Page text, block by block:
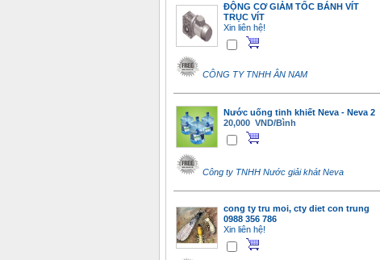
ĐỘNG CƠ GIẢM TỐC BÁNH VÍT
TRỤC VÍT
Xin liên hệ!
CÔNG TY TNHH ÂN NAM
Nước uống tinh khiết Neva - Neva 2
20,000 VND/Bình
Công ty TNHH Nước giải khát Neva
cong ty tru moi, cty diet con trung
0988 356 786
Xin liên hệ!